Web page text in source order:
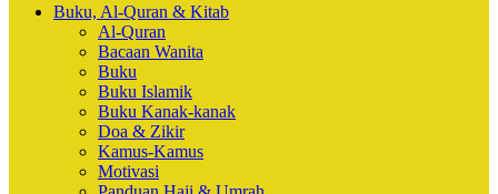
Buku, Al-Quran & Kitab
Al-Quran
Bacaan Wanita
Buku
Buku Islamik
Buku Kanak-kanak
Doa & Zikir
Kamus-Kamus
Motivasi